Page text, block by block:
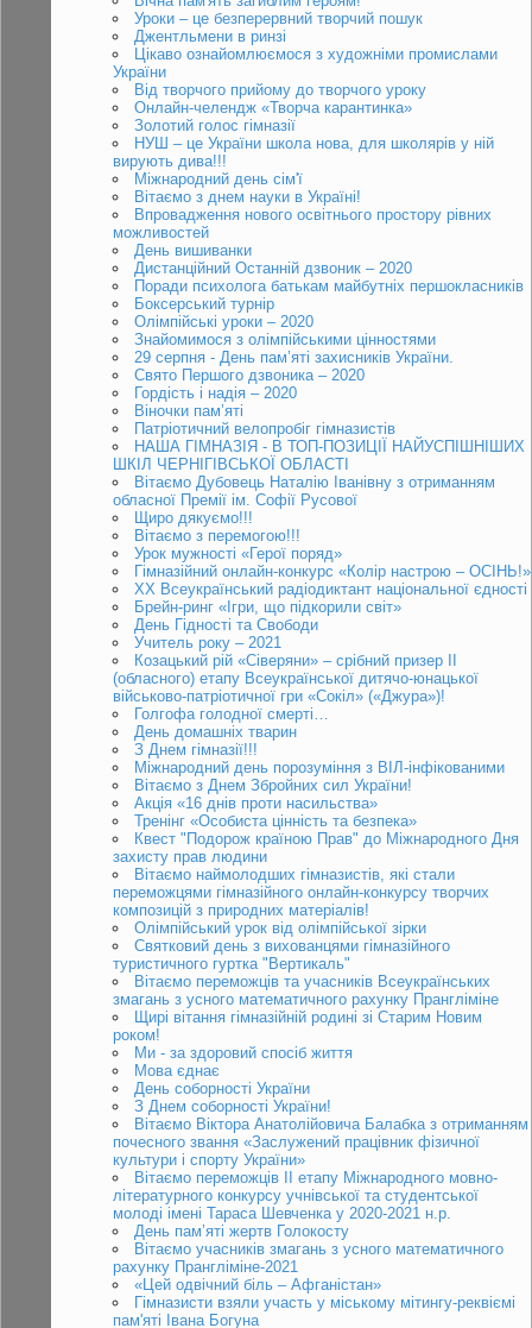
Уроки – це безперервний творчий пошук
Джентльмени в ринзі
Цікаво ознайомлюємося з художніми промислами
України
Від творчого прийому до творчого уроку
Онлайн-челендж «Творча карантинка»
Золотий голос гімназії
НУШ – це України школа нова, для школярів у ній
вирують дива!!!
Міжнародний день сім'ї
Вітаємо з днем науки в Україні!
Впровадження нового освітнього простору рівних
можливостей
День вишиванки
Дистанційний Останній дзвоник – 2020
Поради психолога батькам майбутніх першокласників
Боксерський турнір
Олімпійські уроки – 2020
Знайомимося з олімпійськими цінностями
29 серпня - День пам’яті захисників України.
Свято Першого дзвоника – 2020
Гордість і надія – 2020
Віночки пам’яті
Патріотичний велопробіг гімназистів
НАША ГІМНАЗІЯ - В ТОП-ПОЗИЦІЇ НАЙУСПІШНІШИХ
ШКІЛ ЧЕРНІГІВСЬКОЇ ОБЛАСТІ
Вітаємо Дубовець Наталію Іванівну з отриманням
обласної Премії ім. Софії Русової
Щиро дякуємо!!!
Вітаємо з перемогою!!!
Урок мужності «Герої поряд»
Гімназійний онлайн-конкурс «Колір настрою – ОСІНЬ!»
ХХ Всеукраїнський радіодиктант національної єдності
Брейн-ринг «Ігри, що підкорили світ»
День Гідності та Свободи
Учитель року – 2021
Козацький рій «Сіверяни» – срібний призер ІІ
(обласного) етапу Всеукраїнської дитячо-юнацької
військово-патріотичної гри «Сокіл» («Джура»)!
Голгофа голодної смерті…
День домашніх тварин
З Днем гімназії!!!
Міжнародний день порозуміння з ВІЛ-інфікованими
Вітаємо з Днем Збройних сил України!
Акція «16 днів проти насильства»
Тренінг «Особиста цінність та безпека»
Квест "Подорож країною Прав" до Міжнародного Дня
захисту прав людини
Вітаємо наймолодших гімназистів, які стали
переможцями гімназійного онлайн-конкурсу творчих
композицій з природних матеріалів!
Олімпійський урок від олімпійської зірки
Святковий день з вихованцями гімназійного
туристичного гуртка "Вертикаль"
Вітаємо переможців та учасників Всеукраїнських
змагань з усного математичного рахунку Прангліміне
Щирі вітання гімназійній родині зі Старим Новим
роком!
Ми - за здоровий спосіб життя
Мова єднає
День соборності України
З Днем соборності України!
Вітаємо Віктора Анатолійовича Балабка з отриманням
почесного звання «Заслужений працівник фізичної
культури і спорту України»
Вітаємо переможців ІІ етапу Міжнародного мовно-
літературного конкурсу учнівської та студентської
молоді імені Тараса Шевченка у 2020-2021 н.р.
День пам’яті жертв Голокосту
Вітаємо учасників змагань з усного математичного
рахунку Прангліміне-2021
«Цей одвічний біль – Афганістан»
Гімназисти взяли участь у міському мітингу-реквіємі
пам'яті Івана Богуна